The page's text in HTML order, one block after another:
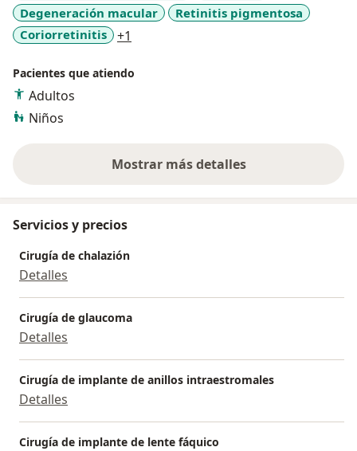
Degeneración macular
Retinitis pigmentosa
Coriorretinitis
+1
Pacientes que atiendo
Adultos
Niños
Mostrar más detalles
sobre la experiencia
Servicios y precios
Cirugía de chalazión
Detalles
Cirugía de glaucoma
Detalles
Cirugía de implante de anillos intraestromales
Detalles
Cirugía de implante de lente fáquico